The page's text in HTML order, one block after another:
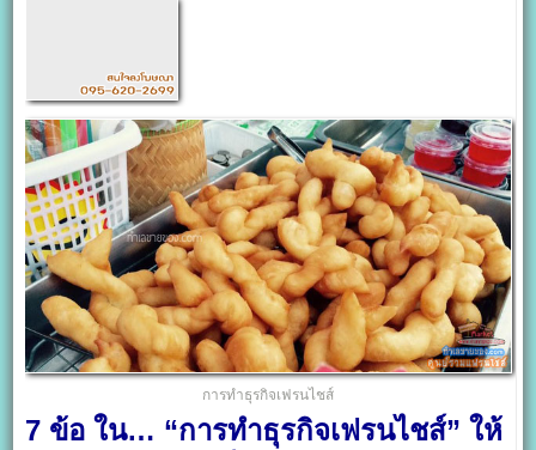
การทําธุรกิจเฟรนไชส์
7 ข้อ ใน… “การทําธุรกิจเฟรนไชส์” ให้